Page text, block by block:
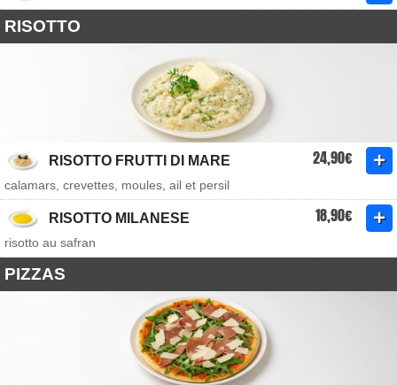
RISOTTO
RISOTTO FRUTTI DI MARE 24,90€
calamars, crevettes, moules, ail et persil
RISOTTO MILANESE 18,90€
risotto au safran
PIZZAS